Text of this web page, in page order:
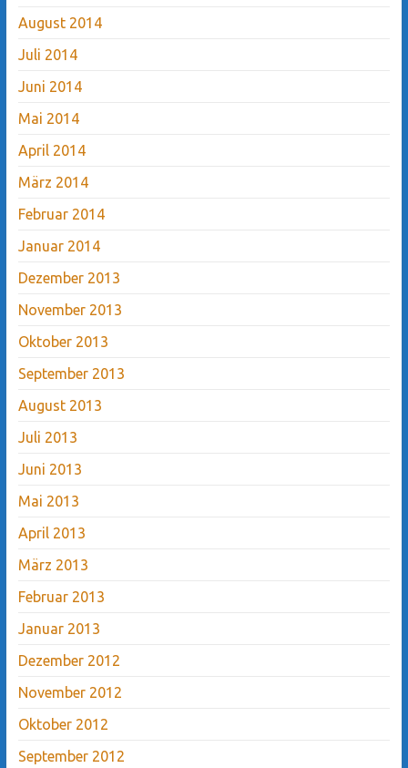
August 2014
Juli 2014
Juni 2014
Mai 2014
April 2014
März 2014
Februar 2014
Januar 2014
Dezember 2013
November 2013
Oktober 2013
September 2013
August 2013
Juli 2013
Juni 2013
Mai 2013
April 2013
März 2013
Februar 2013
Januar 2013
Dezember 2012
November 2012
Oktober 2012
September 2012